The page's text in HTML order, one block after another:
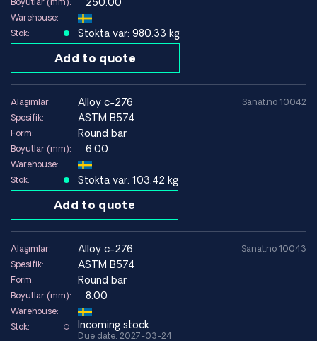
Warehouse:
Stok:
Stokta var: 980.33 kg
Add to quote
Alaşımlar: alloy c-276
Spesifik: ASTM B574
Form: Round bar
Boyutlar (mm): 6.00
Warehouse:
Stok:
Stokta var: 103.42 kg
Add to quote
Sanat.no 10042
Alaşımlar: alloy c-276
Spesifik: ASTM B574
Form: Round bar
Boyutlar (mm): 8.00
Warehouse:
Stok:
Incoming stock
Due date: 2027-03-24
Sanat.no 10043